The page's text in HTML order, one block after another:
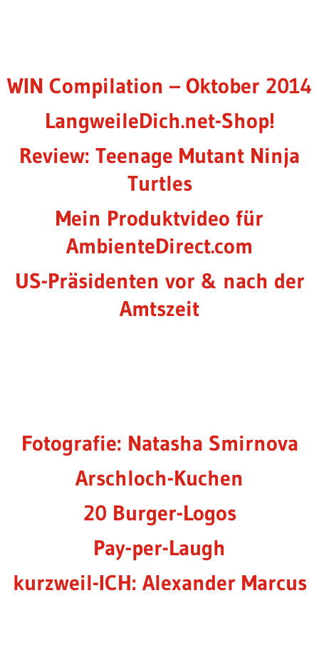
WIN Compilation – Oktober 2014
LangweileDich.net-Shop!
Review: Teenage Mutant Ninja
Turtles
Mein Produktvideo für
AmbienteDirect.com
US-Präsidenten vor & nach der
Amtszeit
Fotografie: Natasha Smirnova
Arschloch-Kuchen
20 Burger-Logos
Pay-per-Laugh
kurzweil-ICH: Alexander Marcus